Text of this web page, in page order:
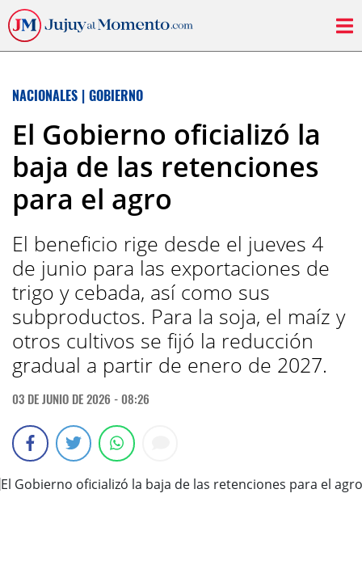
NACIONALES | GOBIERNO
El Gobierno oficializó la
baja de las retenciones
para el agro
El beneficio rige desde el jueves 4
de junio para las exportaciones de
trigo y cebada, así como sus
subproductos. Para la soja, el maíz y
otros cultivos se fijó la reducción
gradual a partir de enero de 2027.
03 DE JUNIO DE 2026 - 08:26